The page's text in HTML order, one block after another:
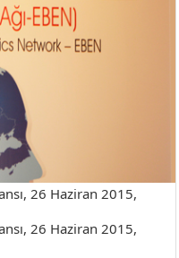
26 Haziran 2015,
26 Haziran 2015,